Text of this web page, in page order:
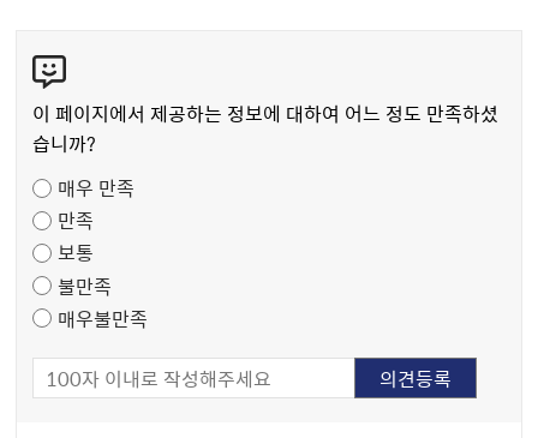
텐
츠
만
도
조
사
이 페이지에서 제공하는 정보에 대하여 어느 정도 만족하셨
습니까?
매우 만족
만족
보통
불만족
매우불만족